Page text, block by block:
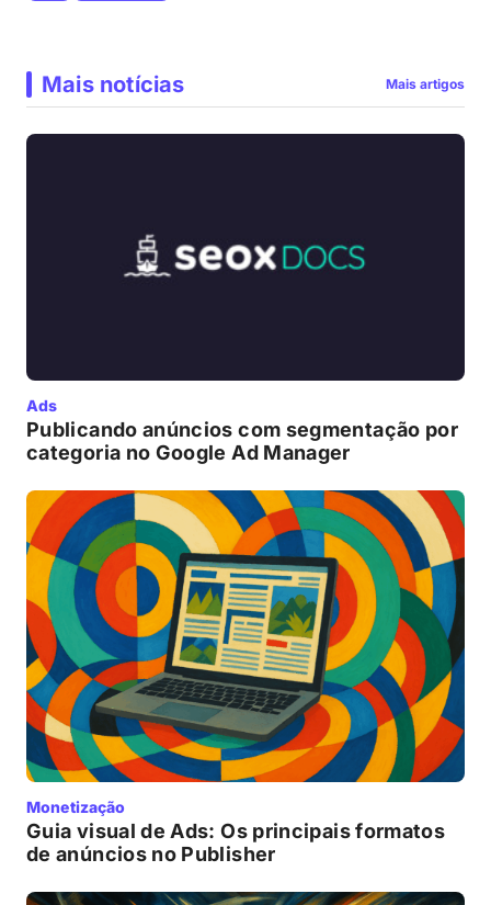
Mais notícias Mais artigos
Ads
Publicando anúncios com segmentação por
categoria no Google Ad Manager
Monetização
Guia visual de Ads: Os principais formatos
de anúncios no Publisher